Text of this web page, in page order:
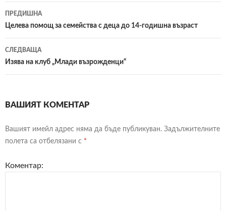
Навигация
в
публикациите
ПРЕДИШНА
Целева помощ за семейства с деца до 14-годишна възраст
СЛЕДВАЩА
Изява на клуб „Млади възрожденци“
ВАШИЯТ КОМЕНТАР
Вашият имейл адрес няма да бъде публикуван. Задължителните
полета са отбелязани с *
Коментар: